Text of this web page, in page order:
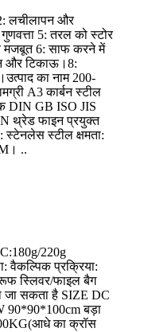
लचीलापन और
5: तरल को स्टोर
6: साफ करने में
और टिकाऊ।8:
का नाम 200-
A3 कार्बन स्टील
DIN GB ISO JIS
थ्रेड फाइन प्रयुक्त
स्टेनलेस स्टील क्षमता:
..
220g
वैकल्पिक प्रक्रिया:
स्लिवर/फाइल बैग
जा सकता है SIZE DC
90*90*100cm बड़ा
का क्रॉस